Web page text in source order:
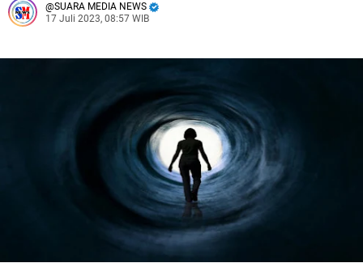
SUARA MEDIA NEWS
17 Juli 2023, 08:57 WIB